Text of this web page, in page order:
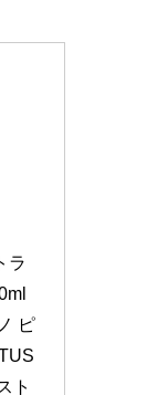
ラ
ピ
ト